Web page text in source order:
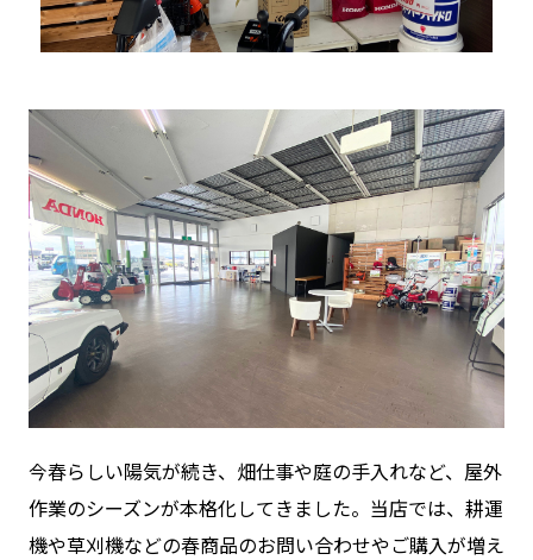
今春らしい陽気が続き、畑仕事や庭の手入れなど、屋外
作業のシーズンが本格化してきました。当店では、耕運
機や草刈機などの春商品のお問い合わせやご購入が増え